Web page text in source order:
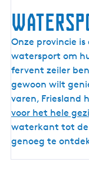
Onze provincie
watersport om
fervent zeiler
gewoon wilt
varen, Friesland
voor het hele
waterkant tot de
genoeg te